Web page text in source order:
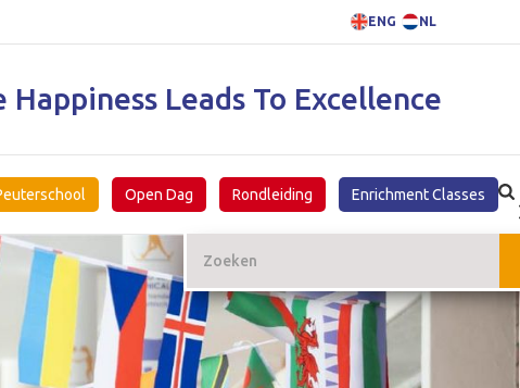
ENG NL
Happiness Leads To Excellence
Open Dag Rondleiding Enrichment Classes